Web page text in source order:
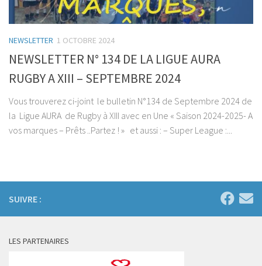
NEWSLETTER 1 OCTOBRE 2024
NEWSLETTER N° 134 DE LA LIGUE AURA
RUGBY A XIII – SEPTEMBRE 2024
Vous trouverez ci-joint le bulletin N°134 de Septembre 2024 de
la Ligue AURA de Rugby à XIII avec en Une « Saison 2024-2025- A
vos marques – Prêts ..Partez ! » et aussi : – Super League :...
SUIVRE :
LES PARTENAIRES